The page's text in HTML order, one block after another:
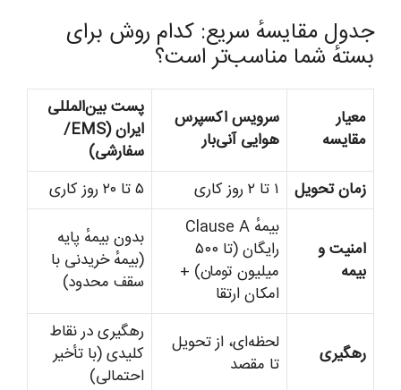
جدول مقایسهٔ سریع: کدام روش برای
بستهٔ شما مناسب‌تر است؟
معیار
مقایسه
سرویس اکسپرس
هوایی آنی‌بار
پست بین‌المللی
ایران (EMS/
سفارشی)
زمان تحویل
۱ تا ۲ روز کاری ۵ تا ۲۰ روز کاری
امنیت و
بیمه
بیمهٔ Clause A
رایگان (تا ۵۰۰
میلیون تومان) +
امکان ارتقا
بدون بیمهٔ پایه
(بیمهٔ خریدنی با
سقف محدود)
رهگیری
لحظه‌ای، از تحویل
تا مقصد
رهگیری در نقاط
کلیدی (با تأخیر
احتمالی)